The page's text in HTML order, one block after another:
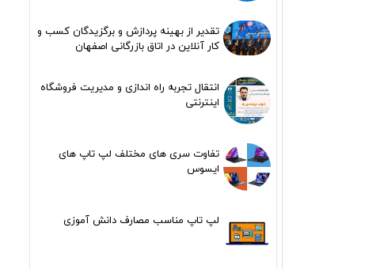
تقدیر از بهینه پردازش و برگزیدگان کسب و
کار آنلاین در اتاق بازرگانی اصفهان
انتقال تجربه راه اندازی و مدیریت فروشگاه
اینترنتی
تفاوت سری های مختلف لپ تاپ های
ایسوس
لپ تاپ مناسب مصارف دانش آموزی